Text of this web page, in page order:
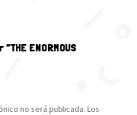
ENORMOUS
no será publicada. Los